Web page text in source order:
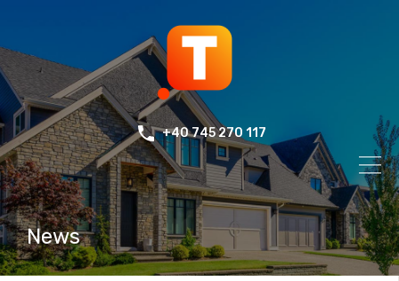
+40 745 270 117
News